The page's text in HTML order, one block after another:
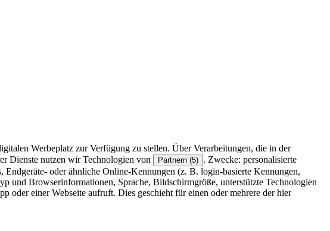
Werbeplatz zur Verfügung zu stellen. Über Verarbeitungen, die in der
Dienste nutzen wir Technologien von Partnern (5) . Zwecke: personalisierte
oder ähnliche Online-Kennungen (z. B. login-basierte Kennungen,
und Browserinformationen, Sprache, Bildschirmgröße, unterstützte Technologien
oder einer Webseite aufruft. Dies geschieht für einen oder mehrere der hier